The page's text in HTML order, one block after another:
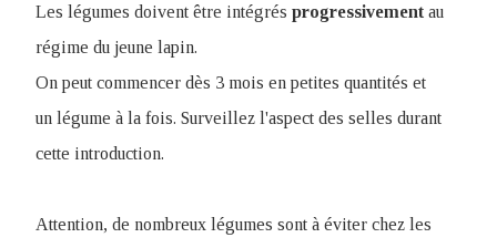
Les légumes doivent être intégrés progressivement au
régime du jeune lapin.
On peut commencer dès 3 mois en petites quantités et
un légume à la fois. Surveillez l'aspect des selles durant
cette introduction.
Attention, de nombreux légumes sont à éviter chez les